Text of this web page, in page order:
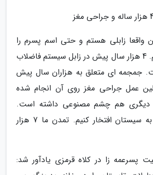
واقعا زابلی هستم و حتی اسم پسرم را
هامون گذاشته ام. 4 هزار سال پیش در زابل سیستم فاضلاب
جمجمه ای متعلق به هزاران سال پیش
عمل جراحی مغز روی آن انجام شده
هم چشم مصنوعی داشته است.
ایرانی ها بیاید به سیستان افتخار کنیم. تمدن ما 7 هزار
پسرعمه زا در کلاه قرمزی یادآور شد: